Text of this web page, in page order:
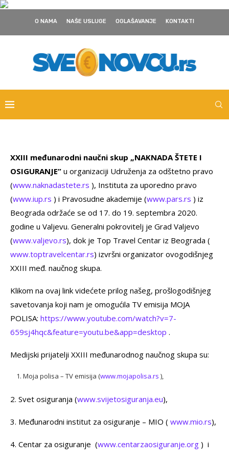
O NAMA NAŠE USLUGE OGLAŠAVANJE KONTAKTI
XXIII međunarodni naučni skup „NAKNADA ŠTETE I
OSIGURANJE” u organizaciji Udruženja za odštetno pravo
(www.naknadastete.rs ), Instituta za uporedno pravo
(www.iup.rs ) i Pravosudne akademije (www.pars.rs ) iz
Beograda održaće se od 17. do 19. septembra 2020.
godine u Valjevu. Generalni pokrovitelj je Grad Valjevo
(www.valjevo.rs), dok je Top Travel Centar iz Beograda (
www.toptravelcentar.rs) izvršni organizator ovogodišnjeg
XXIII međ. naučnog skupa.
Klikom na ovaj link videćete prilog našeg, prošlogodišnjeg
savetovanja koji nam je omogućila TV emisija MOJA
POLISA: https://www.youtube.com/watch?v=7-
659sj4hqc&feature=youtu.be&app=desktop .
Medijski prijatelji XXIII međunarodnog naučnog skupa su:
Moja polisa – TV emisija (www.mojapolisa.rs ),
2. Svet osiguranja (www.svijetosiguranja.eu),
3. Međunarodni institut za osiguranje – MIO ( www.mio.rs),
4. Centar za osiguranje (www.centarzaosiguranje.org ) i